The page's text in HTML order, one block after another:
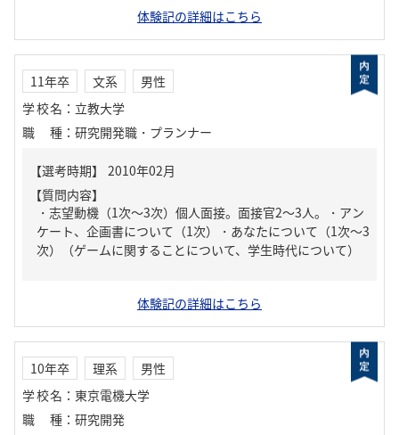
体験記の詳細はこちら
11年卒 文系
男性
学校名 ： 立教大学
職種 ： 研究開発職・プランナー
【質問内容】
・志望動機（1次～3次）個人面接。面接官2～3人。・アン
ケート、企画書について（1次）・あなたについて（1次～3
次）（ゲームに関することについて、学生時代について）
体験記の詳細はこちら
10年卒 理系
男性
学校名 ： 東京電機大学
職種 ： 研究開発